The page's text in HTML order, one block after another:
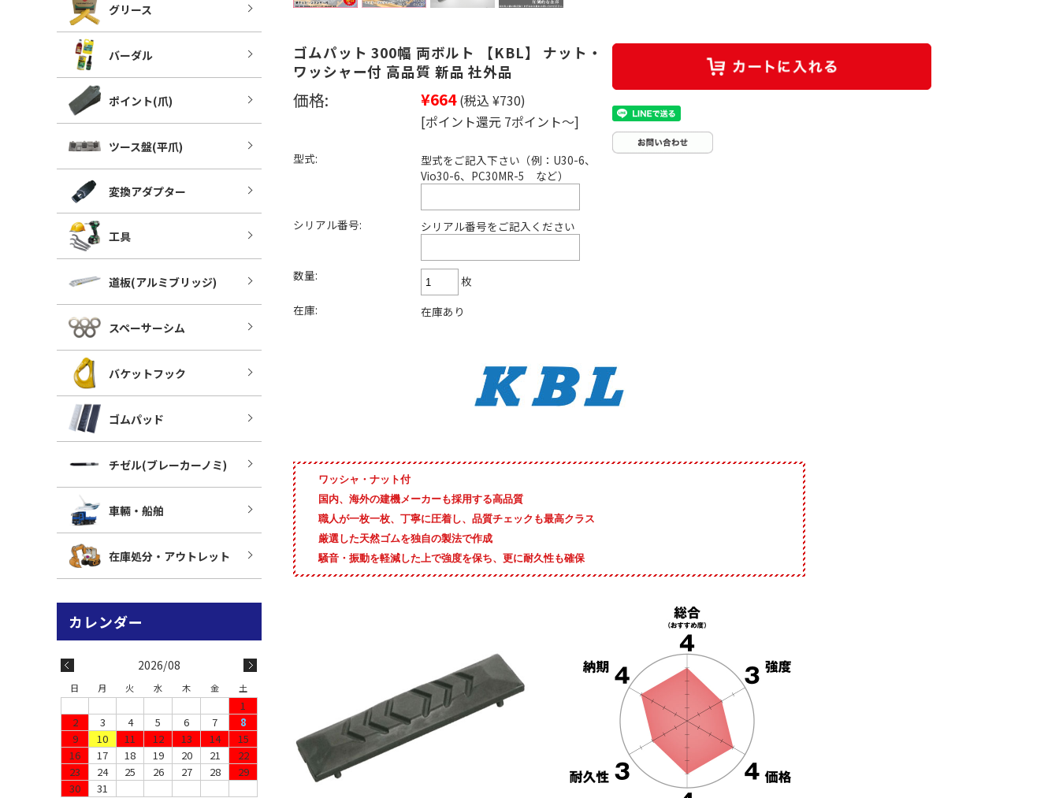
ゴムパット 300幅 両ボルト 【KBL】 ナット・
ワッシャー付 高品質 新品 社外品
価格: ¥664 (税込 ¥730)
[ポイント還元 7ポイント～]
型式:
型式をご記入下さい（例：U30-6、
Vio30-6、PC30MR-5 など）
シリアル番号: シリアル番号をご記入ください
数量:
枚
在庫:
在庫あり
ワッシャ・ナット付
国内、海外の建機メーカーも採用する高品質
職人が一枚一枚、丁寧に圧着し、品質チェックも最高クラス
厳選した天然ゴムを独自の製法で作成
騒音・振動を軽減した上で強度を保ち、更に耐久性も確保
グリース
バーダル
ポイント(爪)
ツース盤(平爪)
変換アダプター
工具
道板(アルミブリッジ)
スペーサーシム
バケットフック
ゴムパッド
チゼル(ブレーカーノミ)
車輛・船舶
在庫処分・アウトレット
2026/08
日 月 火 水 木 金 土
1
2
3 4 5 6 7
8
9
10 11 12 13 14
15
16
17 18 19 20 21
22
23
24 25 26 27 28
29
30
31